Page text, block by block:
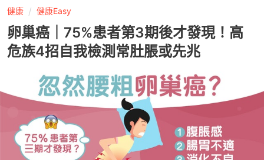
健康 健康Easy
卵巢癌｜75%患者第3期後才發現！高
危族4招自我檢測常肚脹或先兆